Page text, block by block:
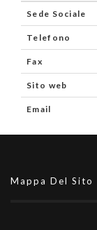
Sede Sociale
Telefono
Fax
Sito web
Email
Mappa Del Sito